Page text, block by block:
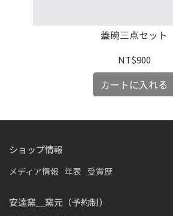
蓋碗三点セット
NT$900
カートに入れる
ショップ情報
メディア情報 年表 受賞歴
安達窯＿窯元（予約制）